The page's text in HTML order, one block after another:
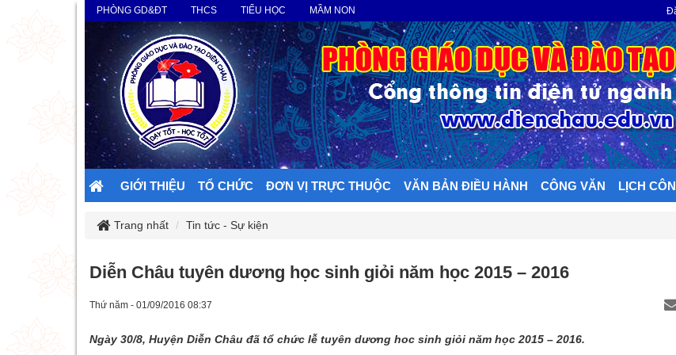
PHÒNG GD&ĐT THCS TIỂU HỌC MẦM NON
GIỚI THIỆU TỔ CHỨC ĐƠN VỊ TRỰC THUỘC VĂN BẢN ĐIỀU HÀNH CÔNG VĂN LỊCH
Trang nhất Tin tức - Sự kiện
Diễn Châu tuyên dương học sinh giỏi năm học 2015 – 2016
Thứ năm - 01/09/2016 08:37
Ngày 30/8, Huyện Diễn Châu đã tổ chức lễ tuyên dương hoc sinh giỏi năm học 2015 – 2016.